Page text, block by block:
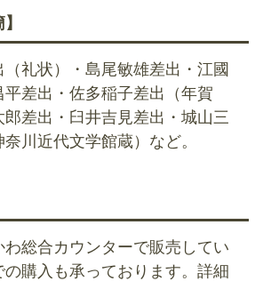
（礼状）・島尾敏雄差出・江國
差出・佐多稲子差出（年賀
差出・臼井吉見差出・城山三
川近代文学館蔵）など。
わ総合カウンターで販売してい
の購入も承っております。詳細